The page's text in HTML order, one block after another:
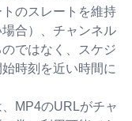
のスレートを維持
合）、チャンネル
ではなく、スケジ
時刻を近い時間に
MP4のURLがチャ